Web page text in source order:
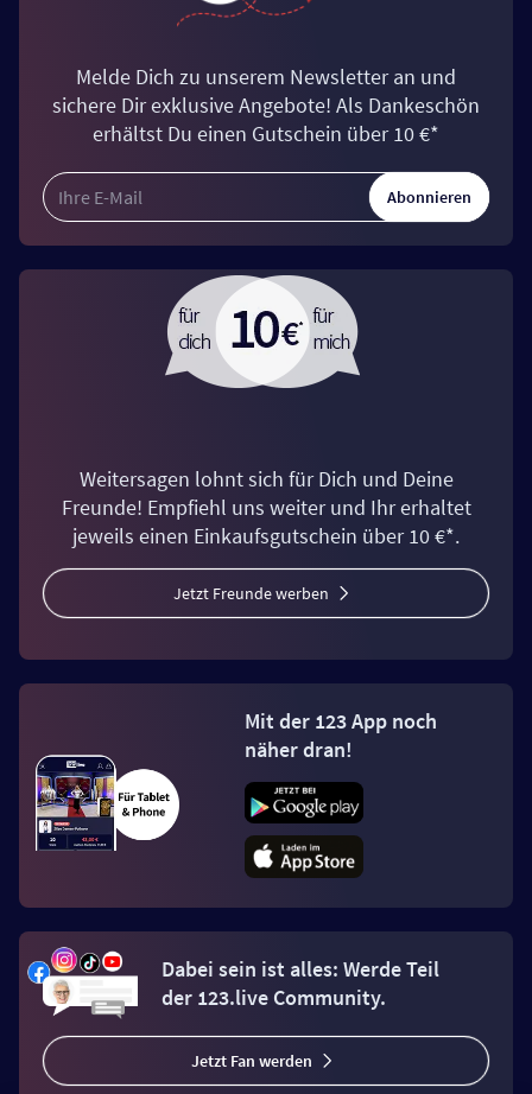
Melde Dich zu unserem Newsletter an und
sichere Dir exklusive Angebote! Als Dankeschön
erhältst Du einen Gutschein über 10 €*
Abonnieren
Weitersagen lohnt sich für Dich und Deine
Freunde! Empfiehl uns weiter und Ihr erhaltet
jeweils einen Einkaufsgutschein über 10 €*.
Jetzt Freunde werben
Mit der 123 App noch
näher dran!
Dabei sein ist alles: Werde Teil
der 123.live Community.
Jetzt Fan werden